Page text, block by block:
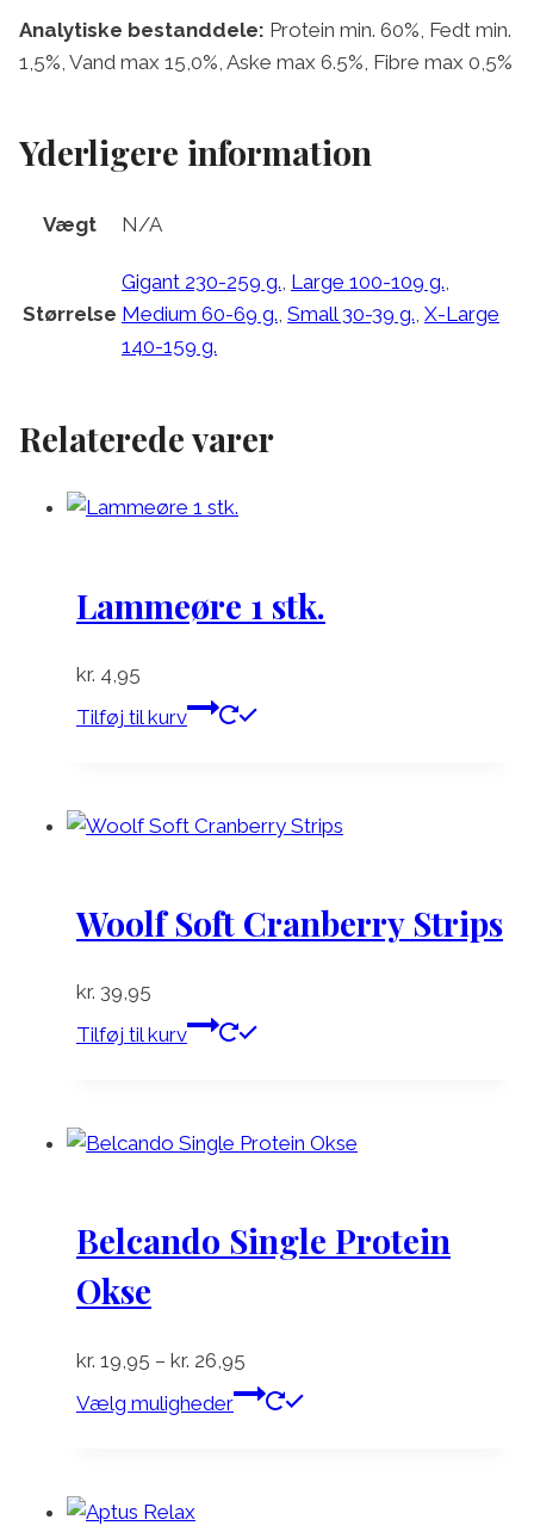
Analytiske bestanddele: Protein min. 60%, Fedt min.
1,5%, Vand max 15,0%, Aske max 6.5%, Fibre max 0,5%
Yderligere information
Vægt N/A
Størrelse
Gigant 230-259 g. Large 100-109 g.
Medium 60-69 g. Small 30-39 g. X-Large
140-159 g.
Relaterede varer
Lammeøre 1 stk.
kr. 4,95
Tilføj til kurv
Woolf Soft Cranberry Strips
kr. 39,95
Tilføj til kurv
Belcando Single Protein
Okse
kr. 19,95 – kr. 26,95
kr. 19,95
Vælg muligheder
Dette